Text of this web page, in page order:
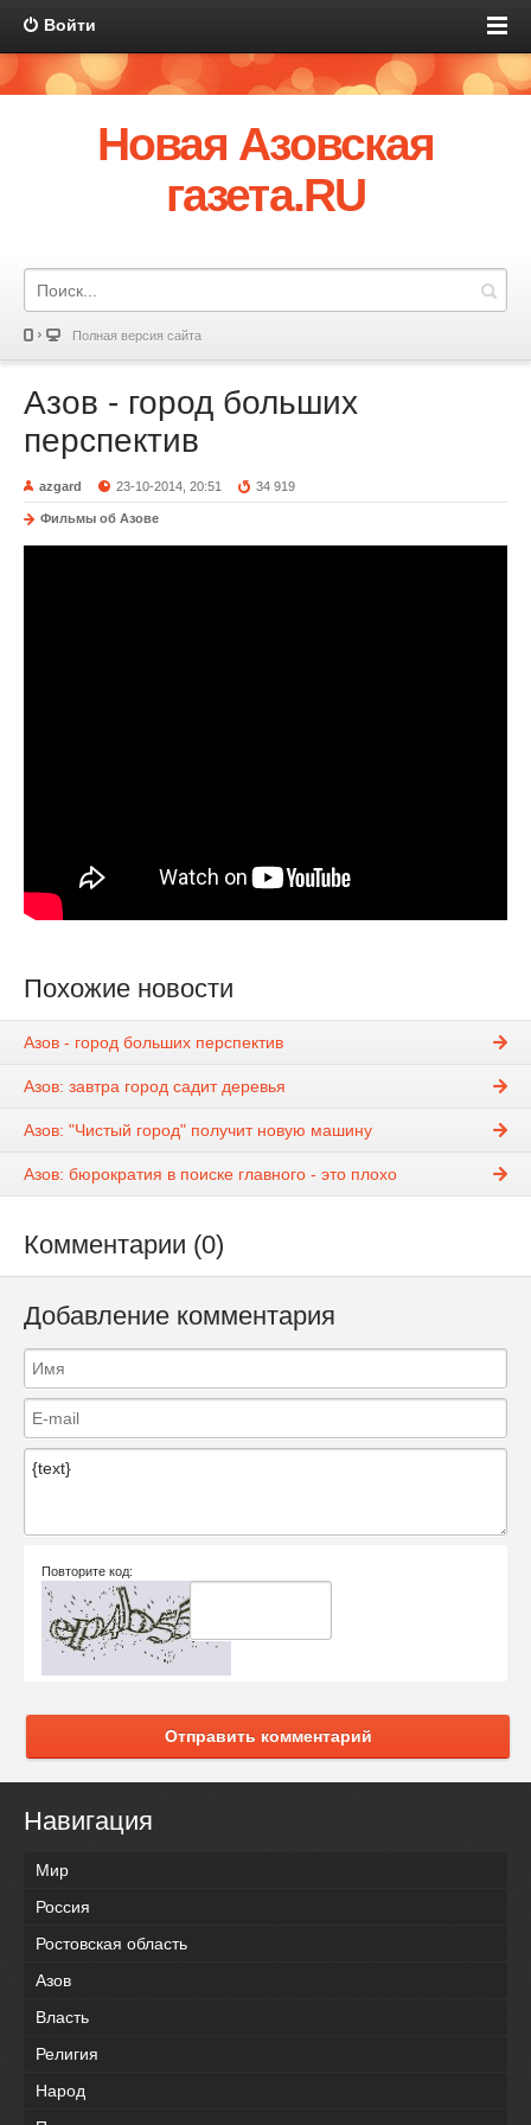
Войти
Новая Азовская
газета.RU
Полная версия сайта
Азов - город больших
перспектив
azgard 23-10-2014, 20:51 34 919
Фильмы об Азове
Похожие новости
Азов - город больших перспектив
Азов: завтра город садит деревья
Азов: "Чистый город" получит новую машину
Азов: бюрократия в поиске главного - это плохо
Комментарии (0)
Добавление комментария
Повторите код:
Отправить комментарий
Навигация
Мир
Россия
Ростовская область
Азов
Власть
Религия
Народ